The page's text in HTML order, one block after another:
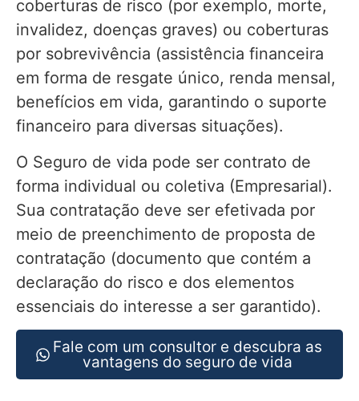
coberturas de risco (por exemplo, morte,
invalidez, doenças graves) ou coberturas
por sobrevivência (assistência financeira
em forma de resgate único, renda mensal,
benefícios em vida, garantindo o suporte
financeiro para diversas situações).
O Seguro de vida pode ser contrato de
forma individual ou coletiva (Empresarial).
Sua contratação deve ser efetivada por
meio de preenchimento de proposta de
contratação (documento que contém a
declaração do risco e dos elementos
essenciais do interesse a ser garantido).
Fale com um consultor e descubra as
vantagens do seguro de vida